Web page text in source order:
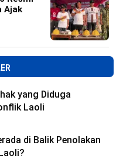
Ajak
yang Diduga
Laoli
di Balik Penolakan